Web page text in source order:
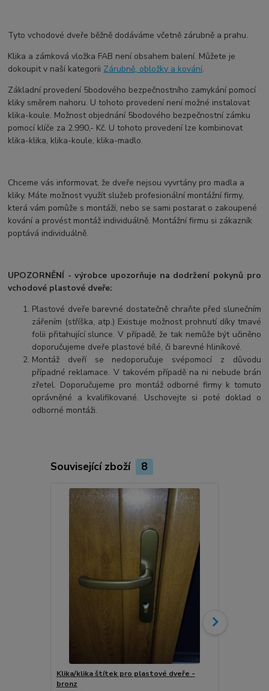
Tyto vchodové dveře běžně dodáváme včetně zárubně a prahu.
Klika a zámková vložka FAB není obsahem balení. Můžete je
dokoupit v naší kategorii Zárubně, obložky a kování.
Základní provedení 5bodového bezpečnostního zamykání pomocí
kliky směrem nahoru. U tohoto provedení není možné instalovat
klika-koule. Možnost objednání 5bodového bezpečnostní zámku
pomocí klíče za 2.990,- Kč. U tohoto provedení lze kombinovat
klika-klika, klika-koule, klika-madlo.
Chceme vás informovat, že dveře nejsou vyvrtány pro madla a
kliky. Máte možnost využít služeb profesionální montážní firmy,
která vám pomůže s montáží, nebo se sami postarat o zakoupené
kování a provést montáž individuálně. Montážní firmu si zákazník
poptává individuálně.
UPOZORNĚNÍ - výrobce upozorňuje na dodržení pokynů pro
vchodové plastové dveře:
Plastové dveře barevné dostatečně chraňte před slunečním
zářením (stříška, atp.) Existuje možnost prohnutí díky tmavé
folii přitahující slunce. V případě, že tak nemůže být učiněno
doporučujeme dveře plastové bílé, či barevné hliníkové.
Montáž dveří se nedoporučuje svépomocí z důvodu
případné reklamace. V takovém případě na ni nebude brán
zřetel. Doporučujeme pro montáž odborné firmy k tomuto
oprávněné a kvalifikované. Uschovejte si poté doklad o
odborné montáži.
Související zboží 8
Klika/klika štítek pro plastové dveře -
bronz